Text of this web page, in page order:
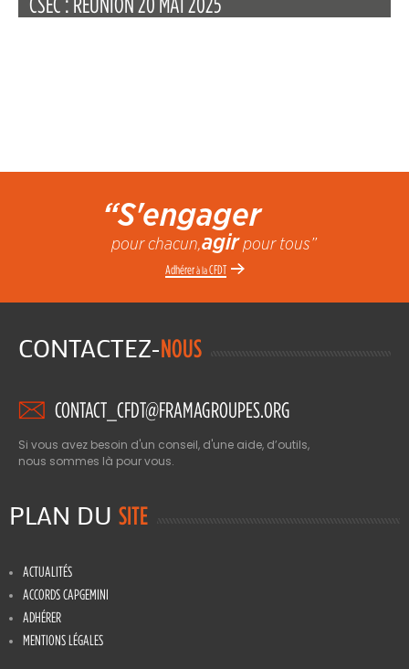
“S'engager
pour chacun,agirpour tous”
Adhérerà laCFDT
CONTACTEZ-NOUS
CONTACT_CFDT@FRAMAGROUPES.ORG
Si vous avez besoin d'un conseil, d'une aide, d’outils,
nous sommes là pour vous.
PLAN DU SITE
ACTUALITÉS
ACCORDS CAPGEMINI
ADHÉRER
MENTIONS LÉGALES